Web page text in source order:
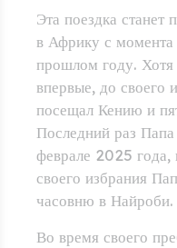
Эта поездка
в Африку с момента
прошлом году.
впервые, до своего
посещал Кению и
Последний раз
феврале 2025 года,
своего избрания
часовню в Найроби.
Во время своего